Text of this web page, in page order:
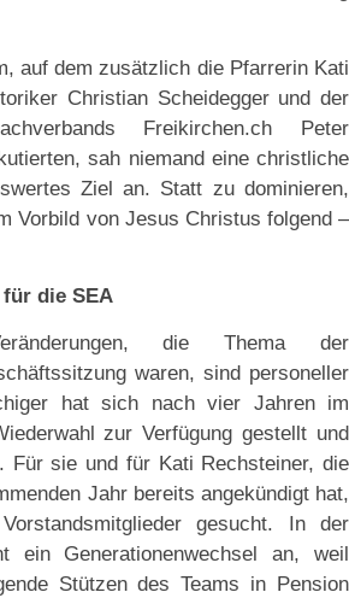
auf dem zusätzlich die Pfarrerin Kati
Christian Scheidegger und der
Freikirchen.ch Peter
sah niemand eine christliche
Ziel an. Statt zu dominieren,
Vorbild von Jesus Christus folgend –
die SEA
die Thema der
waren, sind personeller
hat sich nach vier Jahren im
zur Verfügung gestellt und
Für sie und für Kati Rechsteiner, die
Jahr bereits angekündigt hat,
gesucht. In der
ein Generationenwechsel an, weil
Stützen des Teams in Pension